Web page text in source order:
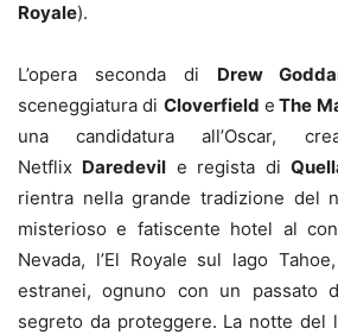
Royale).
L’opera seconda di Drew
sceneggiatura di Cloverfield e The
una candidatura all’Oscar,
Netflix Daredevil e regista di
rientra nella grande tradizione del
misterioso e fatiscente hotel al
Nevada, l’El Royale sul lago
estranei, ognuno con un passato
segreto da proteggere. La notte del